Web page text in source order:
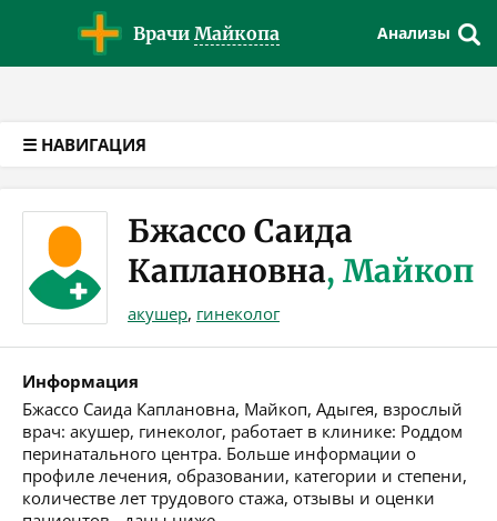
Врачи Майкопа Анализы
☰ НАВИГАЦИЯ
Бжассо Саида
Каплановна, Майкоп
акушер, гинеколог
Информация
Бжассо Саида Каплановна, Майкоп, Адыгея, взрослый
врач: акушер, гинеколог, работает в клинике: Роддом
перинатального центра. Больше информации о
профиле лечения, образовании, категории и степени,
количестве лет трудового стажа, отзывы и оценки